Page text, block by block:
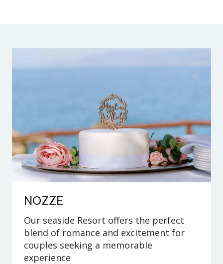
NOZZE
Our seaside Resort offers the perfect
blend of romance and excitement for
couples seeking a memorable
experience